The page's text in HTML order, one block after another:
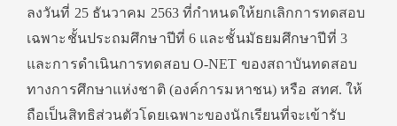
ลงวันที่ 25 ธันวาคม 2563 ที่กำหนดให้ยกเลิกการทดสอบ
เฉพาะชั้นประถมศึกษาปีที่ 6 และชั้นมัธยมศึกษาปีที่ 3
และการดำเนินการทดสอบ O-NET ของสถาบันทดสอบ
ทางการศึกษาแห่งชาติ (องค์การมหาชน) หรือ สทศ. ให้
ถือเป็นสิทธิส่วนตัวโดยเฉพาะของนักเรียนที่จะเข้ารับ